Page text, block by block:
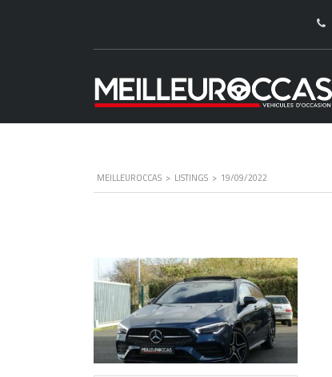
MEILLEUROCCAS > LISTINGS > 19/09/2022